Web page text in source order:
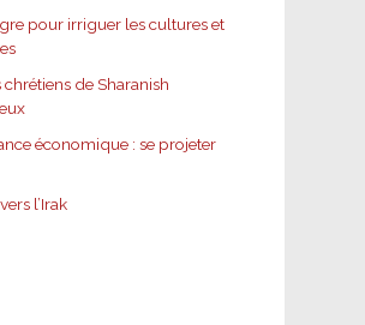
pour irriguer les cultures et
de Sharanish
économique : se projeter
l’Irak